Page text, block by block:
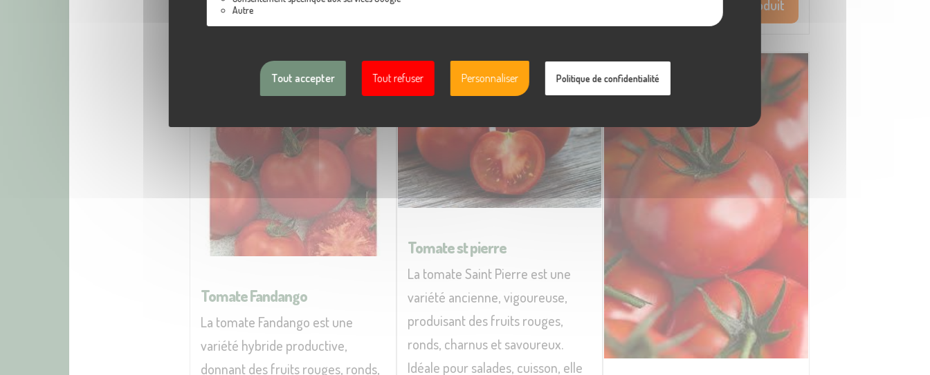
Autre
Tout accepter Tout refuser Personnaliser Politique de confidentialité
Voir le produit
Tomate Fandango
La tomate Fandango est une
variété hybride productive,
donnant des fruits rouges, ronds,
Tomate st pierre
La tomate Saint Pierre est une
variété ancienne, vigoureuse,
produisant des fruits rouges,
ronds, charnus et savoureux.
Idéale pour salades, cuisson, elle